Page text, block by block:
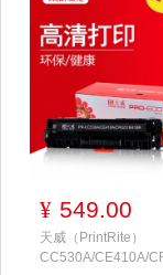
¥ 549.00
天威（PrintRite）
CC530A/CE410A/